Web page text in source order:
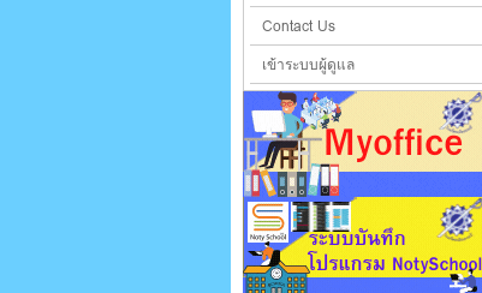
Contact Us
เข้าระบบผู้ดูแล